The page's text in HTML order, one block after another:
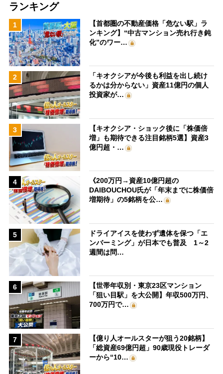
ランキング
1
【首都圏の不動産価格「危ない駅」ラ
ンキング】“中古マンション売れ行き鈍
化”のワー…
2
「キオクシアが今後も利益を出し続け
るかは分からない」資産11億円の個人
投資家が…
3
【キオクシア・ショック後に「株価倍
増」も期待できる注目銘柄5選】資産3
億円超・…
4
《200万円→資産10億円超の
DAIBOUCHOU氏が「年末までに株価倍
増期待」の5銘柄を公…
5
ドライアイスを使わず遺体を保つ「エ
ンバーミング」が日本でも普及 1～2
週間は問…
6
【世帯年収別・東京23区マンション
「狙い目駅」を大公開】年収500万円、
700万円で…
7
【億り人オールスターが狙う20銘柄】
「総資産69億円超」90歳現役トレーダ
ーから“10…